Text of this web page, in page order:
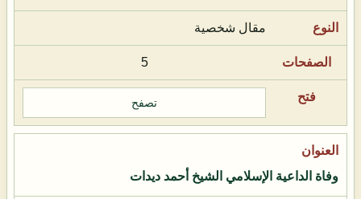
مقال شخصية
5
تصفح
وفاة الداعية الإسلامي الشيخ أحمد ديدات